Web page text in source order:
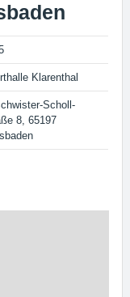
Klarenthal
Scholl-
8, 65197